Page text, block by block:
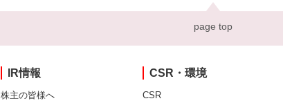
page top
IR情報
株主の皆様へ
CSR・環境
CSR